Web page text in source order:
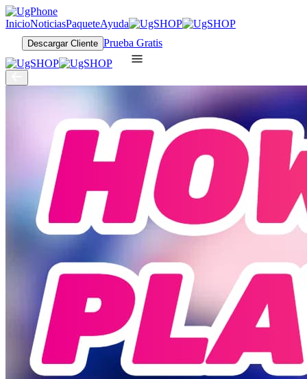
InicioNoticiasPaqueteAyuda
Descargar Cliente Prueba Gratis